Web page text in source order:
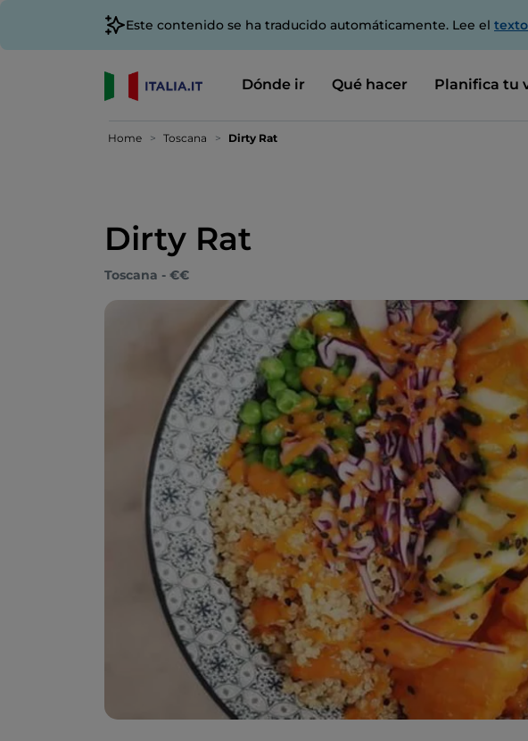
Este contenido se ha traducido automáticamente. Lee el
Dónde ir Qué hacer Planifica tu
Home Toscana Dirty Rat
Dirty Rat
Toscana - €€